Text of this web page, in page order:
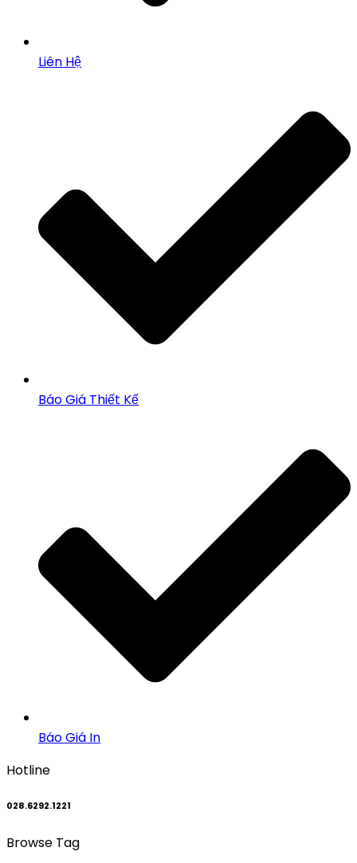
Liên Hệ
Báo Giá Thiết Kế
Báo Giá In
Hotline
028.6292.1221
Browse Tag